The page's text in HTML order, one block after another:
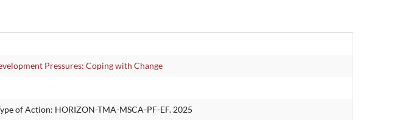
Pressures: Coping with Change
of Action: HORIZON-TMA-MSCA-PF-EF. 2025